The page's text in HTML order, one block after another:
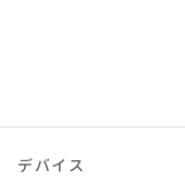
デバイス